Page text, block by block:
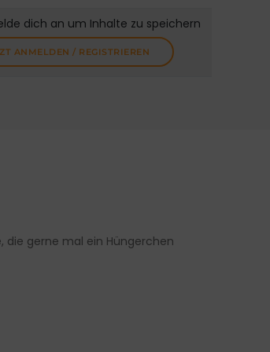
dich an um Inhalte zu speichern
ANMELDEN / REGISTRIEREN
die gerne mal ein Hüngerchen